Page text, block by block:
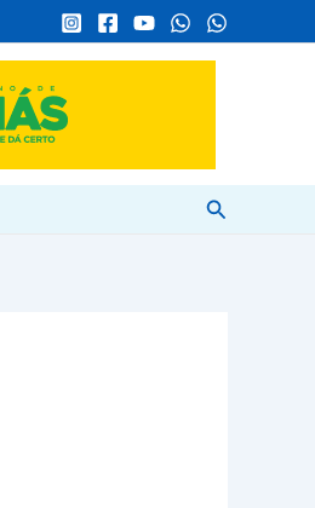
Pesquisar